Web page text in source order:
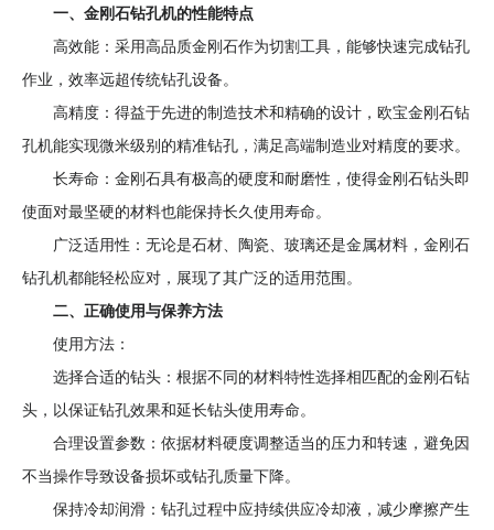
一、金刚石钻孔机的性能特点
高效能：采用高品质金刚石作为切割工具，能够快速完成钻孔
作业，效率远超传统钻孔设备。
高精度：得益于先进的制造技术和精确的设计，欧宝金刚石钻
孔机能实现微米级别的精准钻孔，满足高端制造业对精度的要求。
长寿命：金刚石具有极高的硬度和耐磨性，使得金刚石钻头即
使面对最坚硬的材料也能保持长久使用寿命。
广泛适用性：无论是石材、陶瓷、玻璃还是金属材料，金刚石
钻孔机都能轻松应对，展现了其广泛的适用范围。
二、正确使用与保养方法
使用方法：
选择合适的钻头：根据不同的材料特性选择相匹配的金刚石钻
头，以保证钻孔效果和延长钻头使用寿命。
合理设置参数：依据材料硬度调整适当的压力和转速，避免因
不当操作导致设备损坏或钻孔质量下降。
保持冷却润滑：钻孔过程中应持续供应冷却液，减少摩擦产生